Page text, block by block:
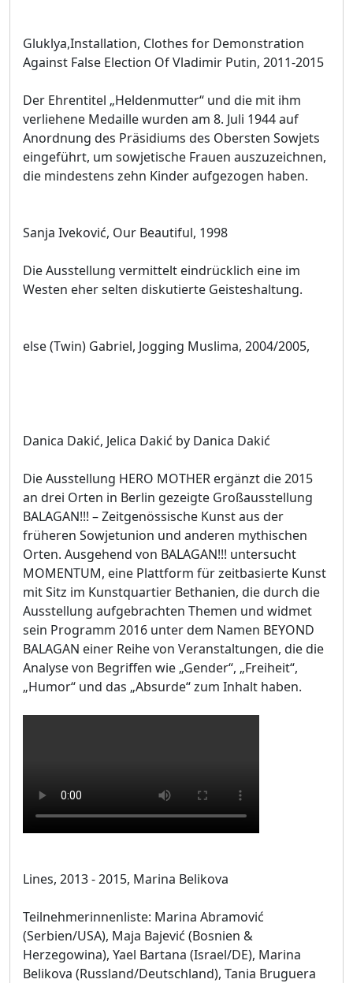
Gluklya,Installation, Clothes for Demonstration
Against False Election Of Vladimir Putin, 2011-2015
Der Ehrentitel „Heldenmutter“ und die mit ihm
verliehene Medaille wurden am 8. Juli 1944 auf
Anordnung des Präsidiums des Obersten Sowjets
eingeführt, um sowjetische Frauen auszuzeichnen,
die mindestens zehn Kinder aufgezogen haben.
Sanja Iveković, Our Beautiful, 1998
Die Ausstellung vermittelt eindrücklich eine im
Westen eher selten diskutierte Geisteshaltung.
else (Twin) Gabriel, Jogging Muslima, 2004/2005,
Danica Dakić, Jelica Dakić by Danica Dakić
Die Ausstellung HERO MOTHER ergänzt die 2015
an drei Orten in Berlin gezeigte Großausstellung
BALAGAN!!! – Zeitgenössische Kunst aus der
früheren Sowjetunion und anderen mythischen
Orten. Ausgehend von BALAGAN!!! untersucht
MOMENTUM, eine Plattform für zeitbasierte Kunst
mit Sitz im Kunstquartier Bethanien, die durch die
Ausstellung aufgebrachten Themen und widmet
sein Programm 2016 unter dem Namen BEYOND
BALAGAN einer Reihe von Veranstaltungen, die die
Analyse von Begriffen wie „Gender“, „Freiheit“,
„Humor“ und das „Absurde“ zum Inhalt haben.
Lines, 2013 - 2015, Marina Belikova
Teilnehmerinnenliste: Marina Abramović
(Serbien/USA), Maja Bajević (Bosnien &
Herzegowina), Yael Bartana (Israel/DE), Marina
Belikova (Russland/Deutschland), Tania Bruguera